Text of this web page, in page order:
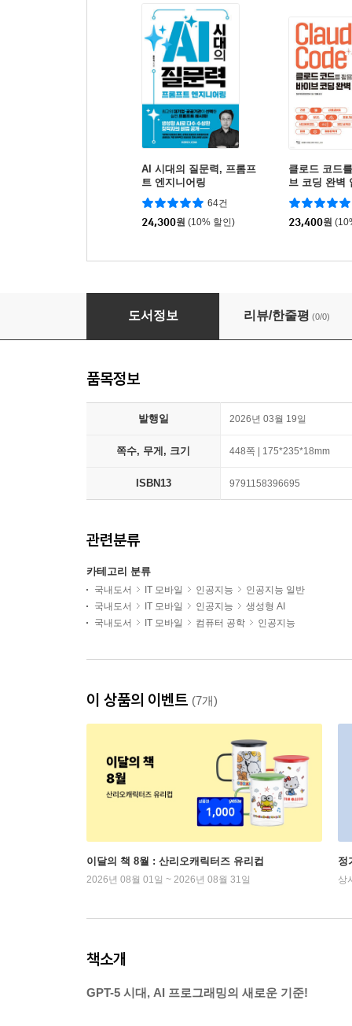
AI 시대의 질문력, 프롬프
트 엔지니어링
64건
24,300원 (10% 할인)
클로드 코드
브 코딩 완벽
23,400원
GPT-5와 ChatGPT로 시작하는 멀티모달 AI 프
도서정보 리뷰/한줄평 (0/0)
품목정보
발행일 2026년 03월 19일
쪽수, 무게, 크기 448쪽 | 175*235*18mm
ISBN13 9791158396695
관련분류
카테고리 분류
국내도서 IT 모바일 인공지능
인공지능 일반
국내도서
IT 모바일 인공지능
생성형 AI
국내도서
IT 모바일 컴퓨터 공학 인공지능
이 상품의 이벤트 (7개)
이달의 책 8월 : 산리오캐릭터즈 유리컵
2026년 08월 01일 ~ 2026년 08월 31일
정
상
책소개
GPT-5 시대, AI 프로그래밍의 새로운 기준!